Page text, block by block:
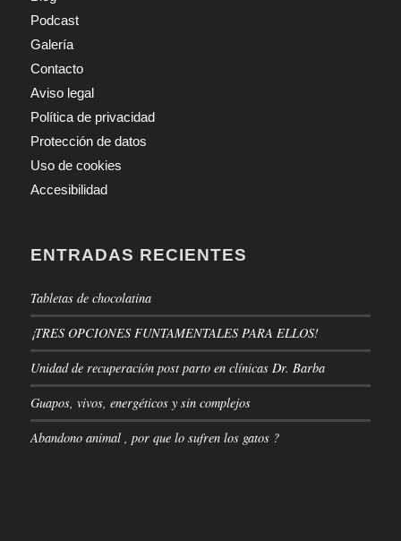
Podcast
Galería
Contacto
Aviso legal
Política de privacidad
Protección de datos
Uso de cookies
Accesibilidad
ENTRADAS RECIENTES
Tabletas de chocolatina
¡TRES OPCIONES FUNTAMENTALES PARA ELLOS!
Unidad de recuperación post parto en clínicas Dr. Barba
Guapos, vivos, energéticos y sin complejos
Abandono animal , por que lo sufren los gatos ?